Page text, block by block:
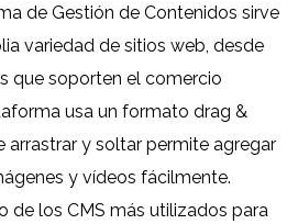
de Gestión de Contenidos sirve
variedad de sitios web, desde
que soporten el comercio
usa un formato drag &
arrastrar y soltar permite agregar
y vídeos fácilmente.
de los CMS más utilizados para